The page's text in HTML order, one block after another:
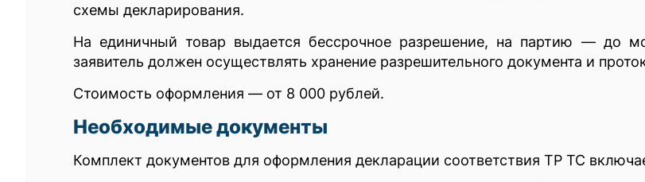
схемы декларирования.
На единичный товар выдается бессрочное разрешение, на партию — до
заявитель должен осуществлять хранение разрешительного документа и
Стоимость оформления — от 8 000 рублей.
Необходимые документы
Комплект документов для оформления декларации соответствия ТР ТС